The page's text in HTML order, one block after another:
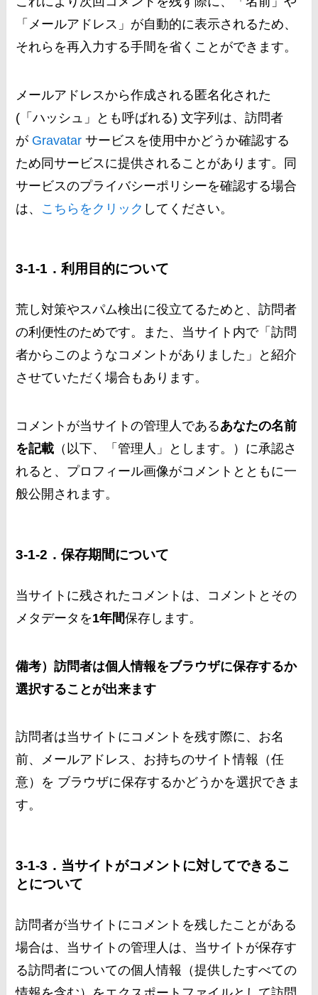
「メールアドレス」が自動的に表示されるため、
それらを再入力する手間を省くことができます。
メールアドレスから作成される匿名化された
(「ハッシュ」とも呼ばれる) 文字列は、訪問者
が Gravatar サービスを使用中かどうか確認する
ため同サービスに提供されることがあります。同
サービスのプライバシーポリシーを確認する場合
は、 こちらをクリック してください。
3-1-1．利用目的について
荒し対策やスパム検出に役立てるためと、訪問者
の利便性のためです。また、当サイト内で「訪問
者からこのようなコメントがありました」と紹介
させていただく場合もあります。
コメントが当サイトの管理人であるあなたの名前
を記載 （以下、「管理人」とします。）に承認さ
れると、プロフィール画像がコメントとともに一
般公開されます。
3-1-2．保存期間について
当サイトに残されたコメントは、コメントとその
メタデータを1年間保存します。
備考）訪問者は個人情報をブラウザに保存するか
選択することが出来ます
訪問者は当サイトにコメントを残す際に、お名
前、メールアドレス、お持ちのサイト情報（任
意）を ブラウザに保存するかどうかを選択できま
す。
3-1-3．当サイトがコメントに対してできるこ
とについて
訪問者が当サイトにコメントを残したことがある
場合は、当サイトの管理人は、当サイトが保存す
る訪問者についての個人情報（提供したすべての